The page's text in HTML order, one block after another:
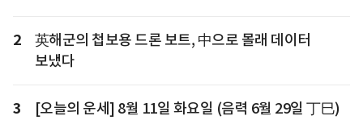
2
英해군의 첩보용 드론 보트, 中으로 몰래 데이터
보냈다
3 [오늘의 운세] 8월 11일 화요일 (음력 6월 29일 丁巳)